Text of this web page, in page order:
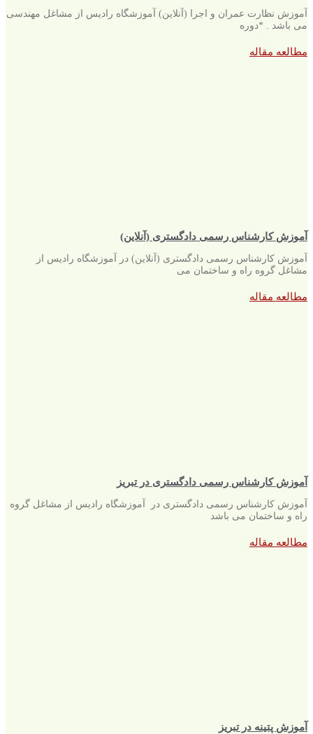
آموزش نظارت عمران و اجرا (آنلاین) آموزشگاه رادیس از مشاغل مهندسی
می باشد . *دوره
مطالعه مقاله
آموزش کارشناس رسمی دادگستری (آنلاین)
آموزش کارشناس رسمی دادگستری (آنلاین) در آموزشگاه رادیس از
مشاغل گروه راه و ساختمان می
مطالعه مقاله
آموزش کارشناس رسمی دادگستری در تبریز
آموزش کارشناس رسمی دادگستری در آموزشگاه رادیس از مشاغل گروه
راه و ساختمان می باشد
مطالعه مقاله
آموزش پتینه در تبریز